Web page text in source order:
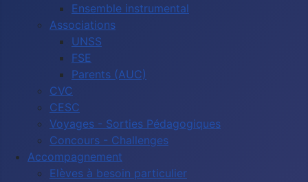
Ensemble instrumental
Associations
UNSS
FSE
Parents (AUC)
CVC
CESC
Voyages - Sorties Pédagogiques
Concours - Challenges
Accompagnement
Elèves à besoin particulier